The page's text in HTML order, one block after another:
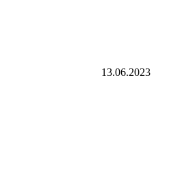
13.06.2023